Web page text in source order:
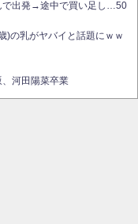
で出発→途中で買い足し…50
)の乳がヤバイと話題にｗｗ
河田陽菜卒業